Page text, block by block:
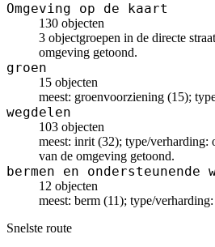
Omgeving op de kaart
130 objecten
3 objectgroepen in de directe
omgeving getoond.
groen
15 objecten
meest: groenvoorziening (15);
wegdelen
103 objecten
meest: inrit (32); type/verharding:
van de omgeving getoond.
bermen en ondersteunende
12 objecten
meest: berm (11); type/
Snelste route